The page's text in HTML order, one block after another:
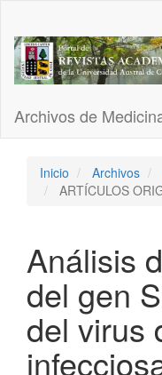
Contenido
principal
Barra
Archivos de
Inicio Archivos
ARTÍCULOS
Análisis
del gen
del virus